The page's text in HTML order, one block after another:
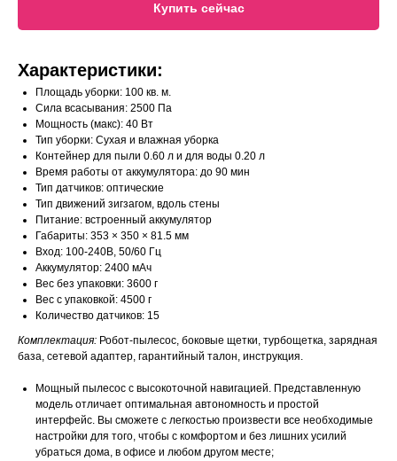
Купить сейчас
Характеристики:
Площадь уборки: 100 кв. м.
Сила всасывания: 2500 Па
Мощность (макс): 40 Вт
Тип уборки: Сухая и влажная уборка
Контейнер для пыли 0.60 л и для воды 0.20 л
Время работы от аккумулятора: до 90 мин
Тип датчиков: оптические
Тип движений зигзагом, вдоль стены
Питание: встроенный аккумулятор
Габариты: 353 × 350 × 81.5 мм
Вход: 100-240В, 50/60 Гц
Аккумулятор: 2400 мАч
Вес без упаковки: 3600 г
Вес с упаковкой: 4500 г
Количество датчиков: 15
Комплектация: Робот-пылесос, боковые щетки, турбощетка, зарядная
база, сетевой адаптер, гарантийный талон, инструкция.
Мощный пылесос с высокоточной навигацией. Представленную
модель отличает оптимальная автономность и простой
интерфейс. Вы сможете с легкостью произвести все необходимые
настройки для того, чтобы с комфортом и без лишних усилий
убраться дома, в офисе и любом другом месте;